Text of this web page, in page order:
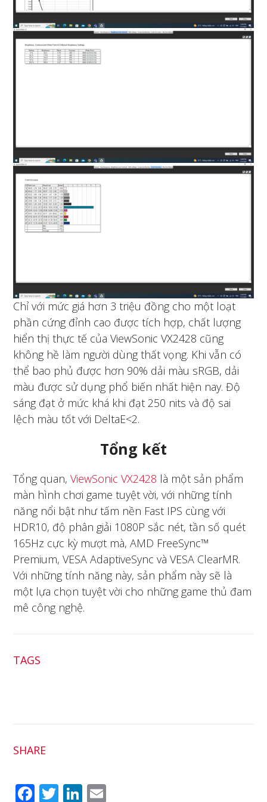
Chỉ với mức giá hơn 3 triệu đồng cho một loạt
phần cứng đỉnh cao được tích hợp, chất lượng
hiển thị thực tế của ViewSonic VX2428 cũng
không hề làm người dùng thất vọng. Khi vẫn có
thể bao phủ được hơn 90% dải màu sRGB, dải
màu được sử dụng phổ biến nhất hiện nay. Độ
sáng đạt ở mức khá khi đạt 250 nits và độ sai
lệch màu tốt với DeltaE<2.
Tổng kết
Tổng quan,ViewSonic VX2428 là một sản phẩm
màn hình chơi game tuyệt vời, với những tính
năng nổi bật như tấm nền Fast IPS cùng với
HDR10, độ phân giải 1080P sắc nét, tần số quét
165Hz cực kỳ mượt mà, AMD FreeSync™
Premium, VESA AdaptiveSync và VESA ClearMR.
Với những tính năng này, sản phẩm này sẽ là
một lựa chọn tuyệt vời cho những game thủ đam
mê công nghệ.
TAGS
SHARE
Fac
Twit
Link